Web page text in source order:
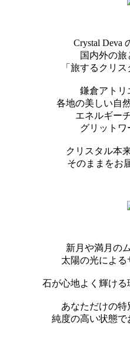
Crystal Deva
国内外の
「旅するクリ
鎌倉アトリ
各地の美しい自
エネルギー
グリットワ
クリスタル本
そのままをお
新月や満月の
太陽の光によ
石が心地よく輝け
あなただけの
純度の高い状態